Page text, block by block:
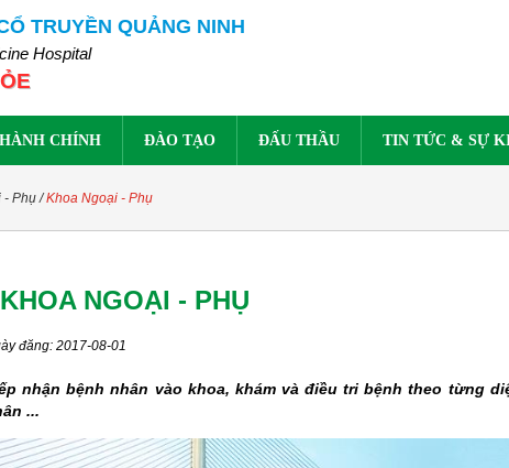
TRUYỀN QUẢNG NINH
Hospital
CHÍNH ĐÀO TẠO ĐẤU THẦU TIN TỨC & SỰ
- Phụ / Khoa Ngoại - Phụ
KHOA NGOẠI - PHỤ
đăng: 2017-08-01
nhận bệnh nhân vào khoa, khám và điều tri bệnh theo từng
...